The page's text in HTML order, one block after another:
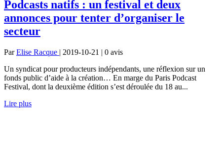
Podcasts natifs : un festival et deux
annonces pour tenter d’organiser le
secteur
ParElise Racque | 2019-10-21 | 0 avis
Un syndicat pour producteurs indépendants, une réflexion sur un
fonds public d’aide à la création… En marge du Paris Podcast
Festival, dont la deuxième édition s’est déroulée du 18 au...
Lire plus